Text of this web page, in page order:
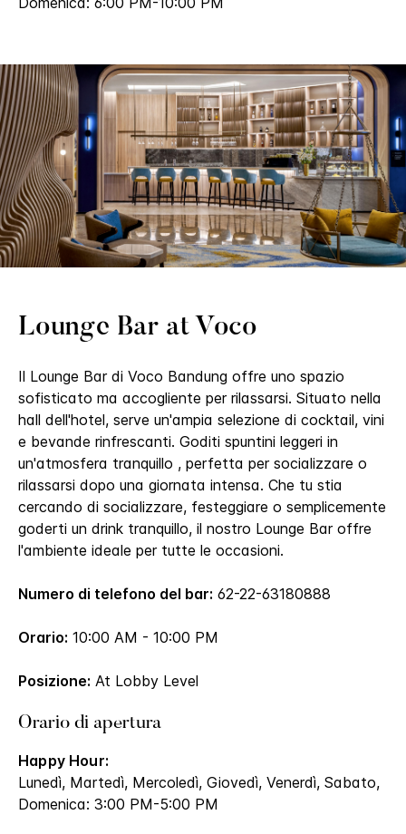
Lounge Bar at Voco
Il Lounge Bar di Voco Bandung offre uno spazio
sofisticato ma accogliente per rilassarsi. Situato nella
hall dell'hotel, serve un'ampia selezione di cocktail, vini
e bevande rinfrescanti. Goditi spuntini leggeri in
un'atmosfera tranquillo , perfetta per socializzare o
rilassarsi dopo una giornata intensa. Che tu stia
cercando di socializzare, festeggiare o semplicemente
goderti un drink tranquillo, il nostro Lounge Bar offre
l'ambiente ideale per tutte le occasioni.
Numero di telefono del bar: 62-22-63180888
Orario: 10:00 AM - 10:00 PM
Posizione: At Lobby Level
Orario di apertura
Happy Hour:
Lunedì, Martedì, Mercoledì, Giovedì, Venerdì, Sabato,
Domenica: 3:00 PM-5:00 PM